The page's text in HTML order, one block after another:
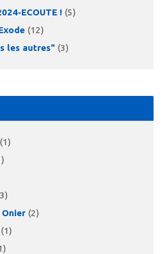
ECOUTE !(5)
(12)
les autres"(3)
(2)